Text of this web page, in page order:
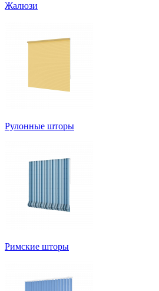
Жалюзи
Рулонные шторы
Римские шторы